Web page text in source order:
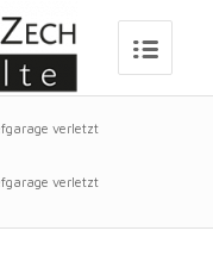
verletzt
verletzt